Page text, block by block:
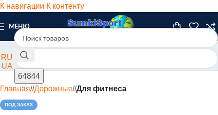
К навигации К контенту
МЕНЮ
RU
UA
Главная/ Дорожные/ Для фитнеса
ПОД ЗАКАЗ